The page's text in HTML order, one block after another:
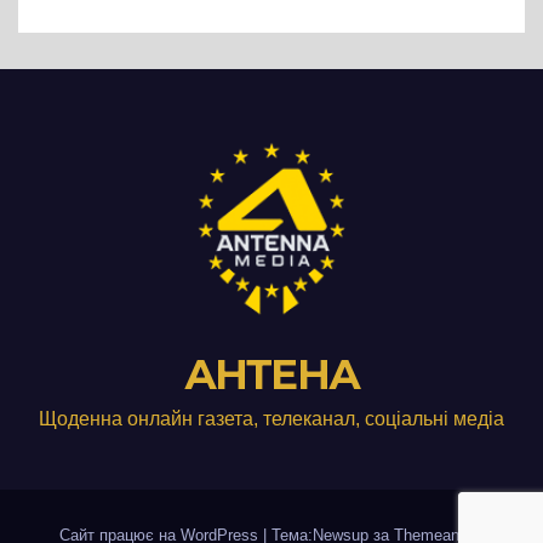
АНТЕНА
Щоденна онлайн газета, телеканал, соціальні медіа
Сайт працює на WordPress Тема:Newsup за Themeansar